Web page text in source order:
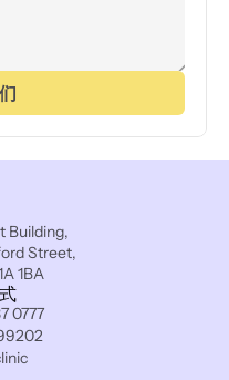
Building,
Street,
1BA
0777